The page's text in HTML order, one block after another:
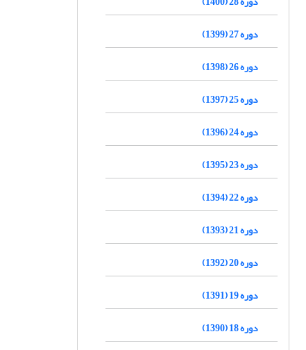
دوره 27 (1399)
دوره 26 (1398)
دوره 25 (1397)
دوره 24 (1396)
دوره 23 (1395)
دوره 22 (1394)
دوره 21 (1393)
دوره 20 (1392)
دوره 19 (1391)
دوره 18 (1390)